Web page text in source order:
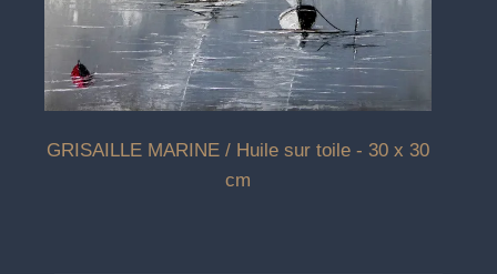
GRISAILLE MARINE / Huile sur toile - 30 x 30
cm